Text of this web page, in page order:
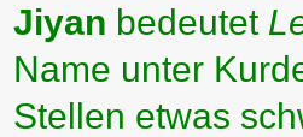
Jiyan bedeutet
Name unter
Stellen etwas